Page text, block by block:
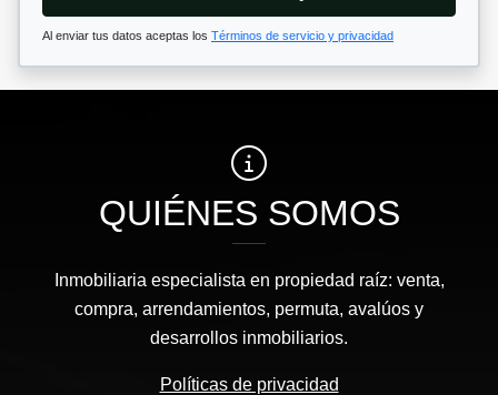
Al enviar tus datos aceptas los Términos de servicio y privacidad
QUIÉNES SOMOS
Inmobiliaria especialista en propiedad raíz: venta,
compra, arrendamientos, permuta, avalúos y
desarrollos inmobiliarios.
Políticas de privacidad